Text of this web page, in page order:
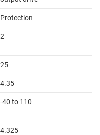
Protection
2
25
4.35
-40 to 110
4.325